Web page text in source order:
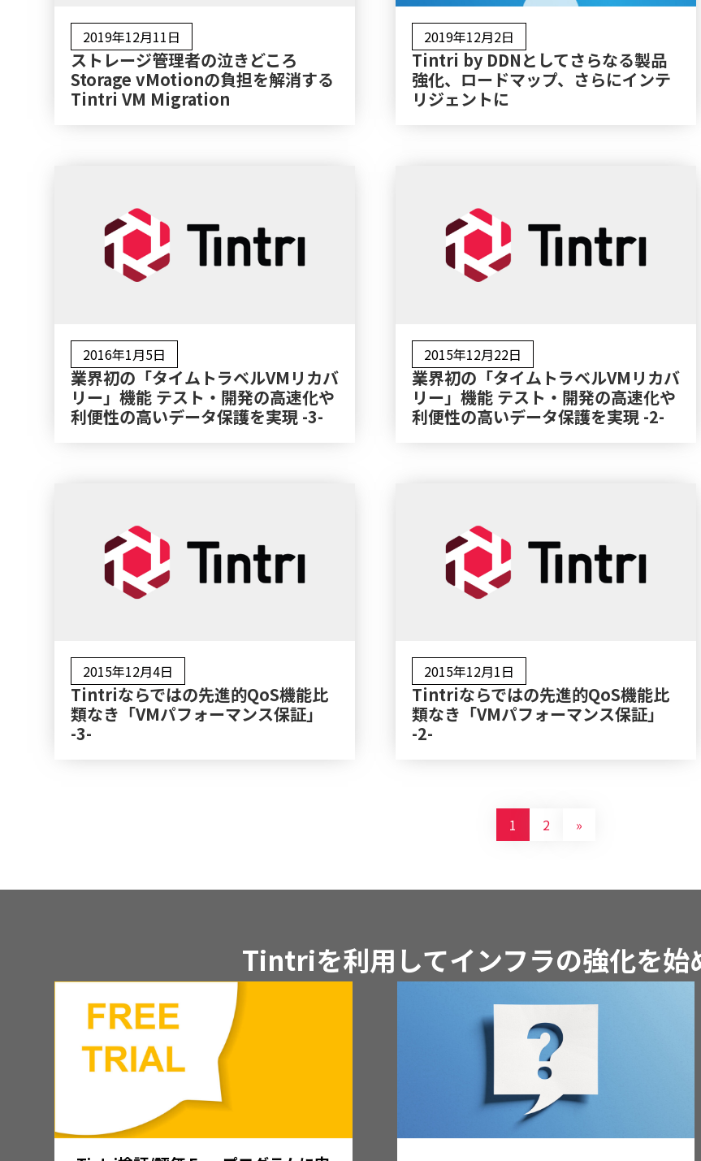
2019年12月11日
ストレージ管理者の泣きどころ
Storage vMotionの負担を解消する
Tintri VM Migration
2019年12月2日
Tintri by DDNとしてさらなる製品
強化、ロードマップ、さらにインテ
リジェントに
2016年1月5日
業界初の「タイムトラベルVMリカバ
リー」機能 テスト・開発の高速化や
利便性の高いデータ保護を実現 -3-
2015年12月22日
業界初の「タイムトラベルVMリカバ
リー」機能 テスト・開発の高速化や
利便性の高いデータ保護を実現 -2-
2015年12月4日
Tintriならではの先進的QoS機能比
類なき「VMパフォーマンス保証」
-3-
2015年12月1日
Tintriならではの先進的QoS機能比
類なき「VMパフォーマンス保証」
-2-
1 2 »
Tintriを利用してインフラの強化を始